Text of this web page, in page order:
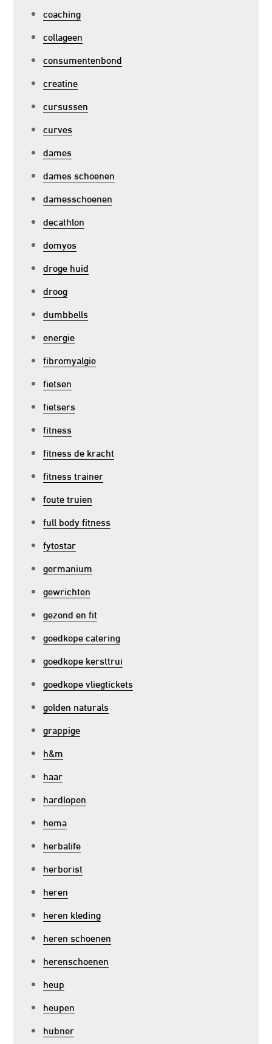
coaching
collageen
consumentenbond
creatine
cursussen
curves
dames
dames schoenen
damesschoenen
decathlon
domyos
droge huid
droog
dumbbells
energie
fibromyalgie
fietsen
fietsers
fitness
fitness de kracht
fitness trainer
foute truien
full body fitness
fytostar
germanium
gewrichten
gezond en fit
goedkope catering
goedkope kersttrui
goedkope vliegtickets
golden naturals
grappige
h&m
haar
hardlopen
hema
herbalife
herborist
heren
heren kleding
heren schoenen
herenschoenen
heup
heupen
hubner